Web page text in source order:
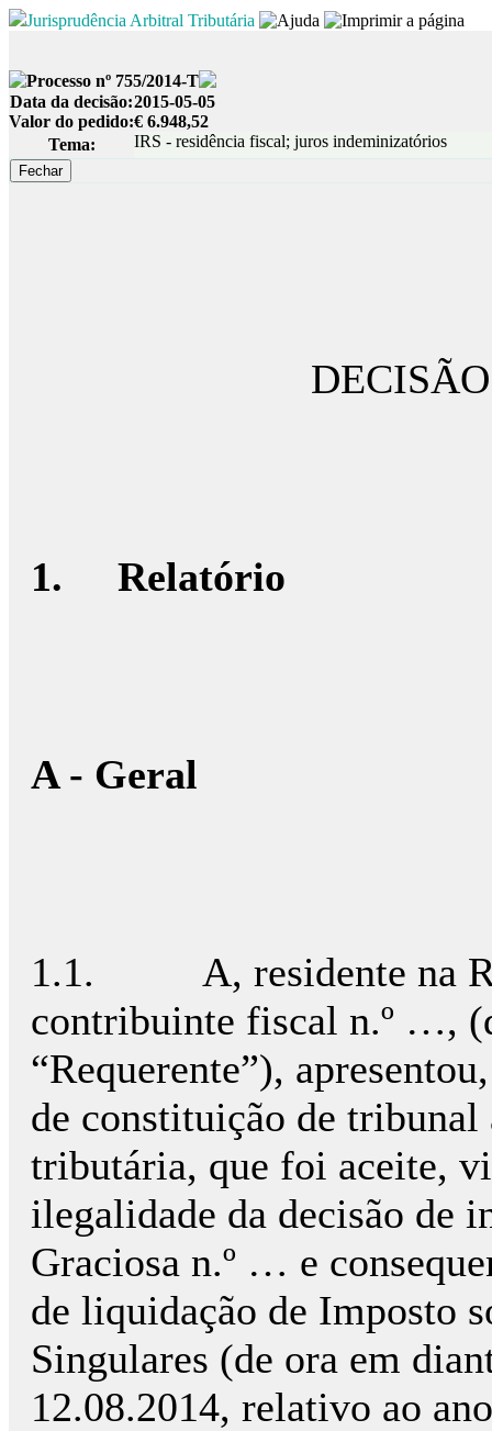
Jurisprudência Arbitral Tributária
Processo nº 755/2014-T
Data da decisão:2015-05-05
Valor do pedido:€ 6.948,52
Tema:
IRS - residência fiscal; juros indeminizatórios
1. Relatório
A - Geral
1.1. A, residente na
contribuinte fiscal n.º …,
“Requerente”),
de constituição de
tributária, que foi aceite,
ilegalidade da decisão de
Graciosa n.º … e
de liquidação de Imposto
Singulares (de ora em
12.08.2014, relativo ao